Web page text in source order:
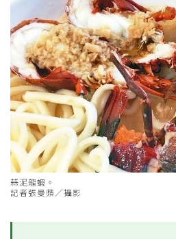
蒜泥龍蝦。
記者張曼蘋／攝影